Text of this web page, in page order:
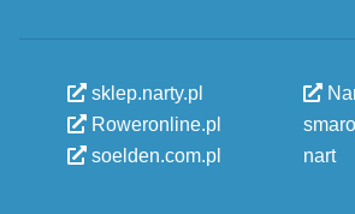
sklep.narty.pl
Roweronline.pl
soelden.com.pl
nart